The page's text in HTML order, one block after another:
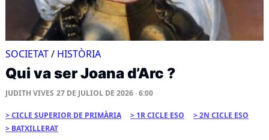
SOCIETAT/ HISTÒRIA
Qui va ser Joana d’Arc ?
JUDITH VIVES 27 DE JULIOL DE 2026 · 6:00
CICLE SUPERIOR DE PRIMÀRIA 1R CICLE ESO
2N CICLE ESO
BATXILLERAT